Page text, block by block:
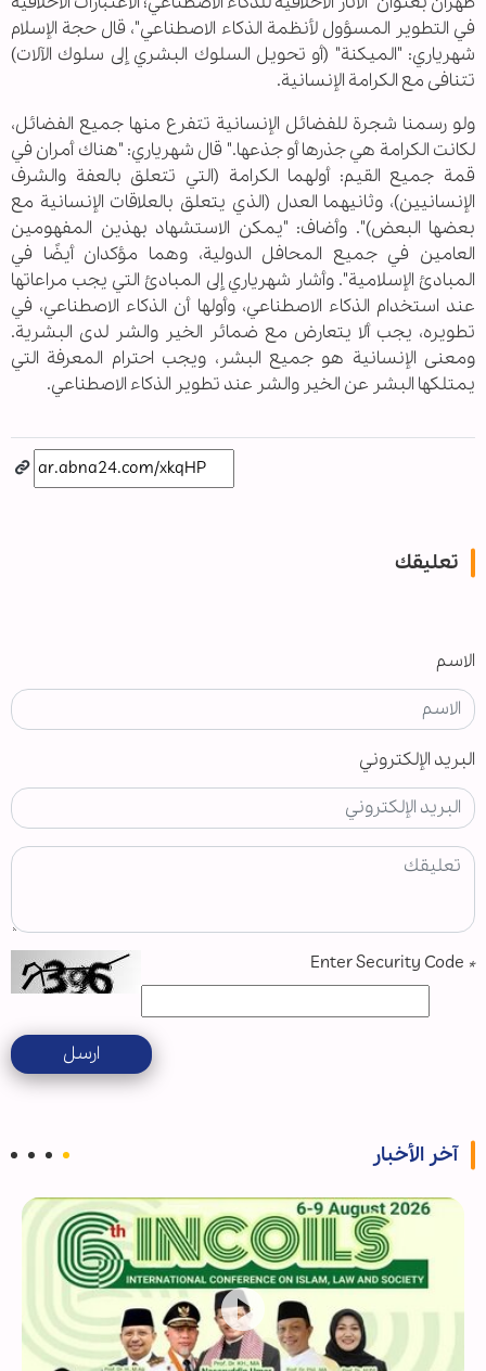
في التطوير المسؤول لأنظمة الذكاء الاصطناعي"، قال حجة الإسلام
شهرياري: "الميكنة" (أو تحويل السلوك البشري إلى سلوك الآلات)
تتنافى مع الكرامة الإنسانية.
ولو رسمنا شجرة للفضائل الإنسانية تتفرع منها جميع الفضائل،
لكانت الكرامة هي جذرها أو جذعها." قال شهرياري: "هناك أمران في
قمة جميع القيم: أولهما الكرامة (التي تتعلق بالعفة والشرف
الإنسانيين)، وثانيهما العدل (الذي يتعلق بالعلاقات الإنسانية مع
بعضها البعض)". وأضاف: "يمكن الاستشهاد بهذين المفهومين
العامين في جميع المحافل الدولية، وهما مؤكدان أيضًا في
المبادئ الإسلامية". وأشار شهرياري إلى المبادئ التي يجب مراعاتها
عند استخدام الذكاء الاصطناعي، وأولها أن الذكاء الاصطناعي، في
تطويره، يجب ألا يتعارض مع ضمائر الخير والشر لدى البشرية.
ومعنى الإنسانية هو جميع البشر، ويجب احترام المعرفة التي
يمتلكها البشر عن الخير والشر عند تطوير الذكاء الاصطناعي.
تعليقك
الاسم
البريد الإلكتروني
*
ارسل
آخر الأخبار